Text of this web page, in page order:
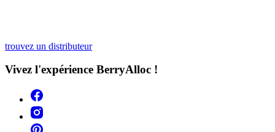
trouvez un distributeur
Vivez l'expérience BerryAlloc !